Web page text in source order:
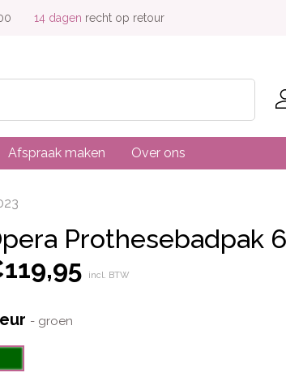
14 dagen recht op retour
Afspraak maken Over ons
Prothesebadpak
119,95 incl. BTW
- groen